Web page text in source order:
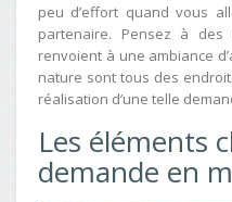
peu d’effort quand vous
partenaire. Pensez à
renvoient à une ambiance
nature sont tous des
réalisation d’une telle
Les éléments
demande en